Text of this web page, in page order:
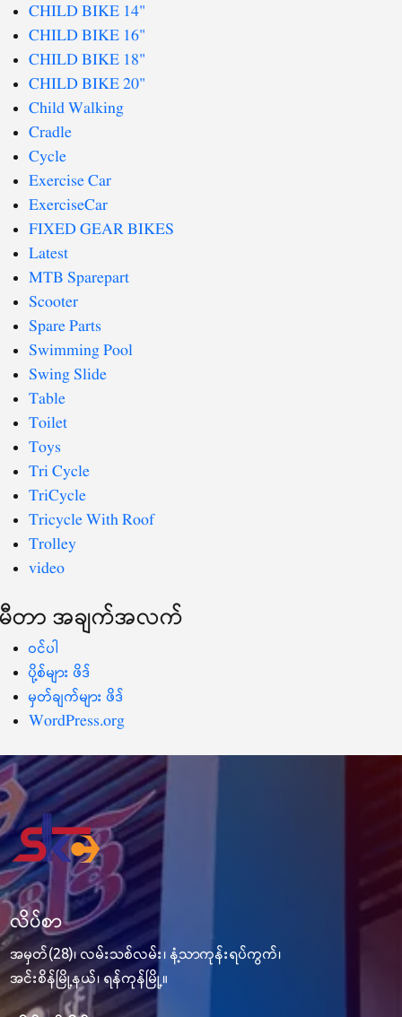
CHILD BIKE 14"
CHILD BIKE 16"
CHILD BIKE 18"
CHILD BIKE 20"
Child Walking
Cradle
Cycle
Exercise Car
ExerciseCar
FIXED GEAR BIKES
Latest
MTB Sparepart
Scooter
Spare Parts
Swimming Pool
Swing Slide
Table
Toilet
Toys
Tri Cycle
TriCycle
Tricycle With Roof
Trolley
video
မီတာ အချက်အလက်
ဝင်ပါ
ပို့စ်များ ဖိဒ်
မှတ်ချက်များ ဖိဒ်
WordPress.org
လိပ်စာ
အမှတ်(28)၊ လမ်းသစ်လမ်း၊ နံ့သာကုန်းရပ်ကွက်၊
အင်းစိန်မြို့နယ်၊ ရန်ကုန်မြို့။